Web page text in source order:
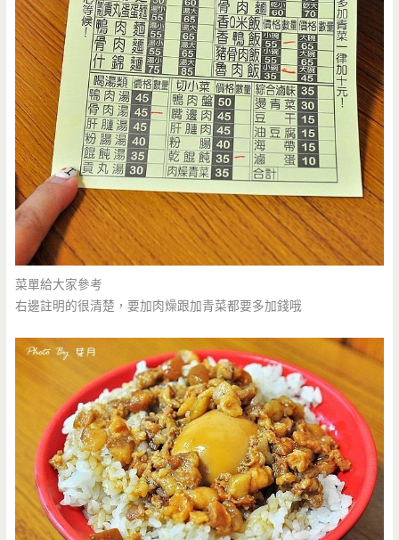
菜單給大家參考
右邊註明的很清楚，要加肉燥跟加青菜都要多加錢哦